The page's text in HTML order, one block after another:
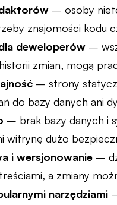
– osoby
znajomości kodu
deweloperów –
zmian, mogą
– strony
do bazy danych ani
– brak bazy danych i
witrynę dużo
i wersjonowanie –
a zmiany
narzędziami